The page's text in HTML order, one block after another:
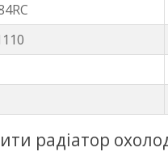
радіатор